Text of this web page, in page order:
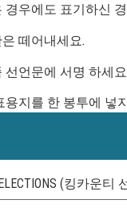
경우에도 표기하신
떼어내세요.
선언문에 서명 하세
용지를 한 봉투에 넣
ELECTIONS (킹카운티